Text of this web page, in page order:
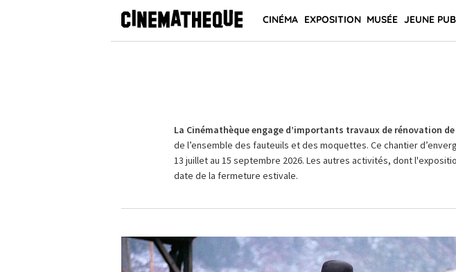
CINÉMA EXPOSITION MUSÉE JEUNE
La Cinémathèque engage d’importants travaux de rénovation
de l’ensemble des fauteuils et des moquettes. Ce chantier
13 juillet au 15 septembre 2026. Les autres activités, dont
date de la fermeture estivale.